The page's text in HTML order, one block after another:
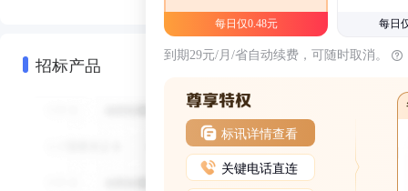
招标产品
每日仅0.48元 每日
到期29元/月/省自动续费，可随时取消。
标讯详情查看
关键电话直连